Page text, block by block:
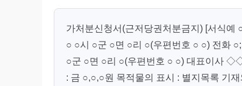
가처분신청서(근저당권처분금지) [서식
○ ○시 ○군 ○면 ○리 ○(우편번호 ○ ○) 전화
○군 ○면 ○리 ○(우편번호 ○ ○) 대표이사
: 금 ○,○,○원 목적물의 표시 : 별지목록 기